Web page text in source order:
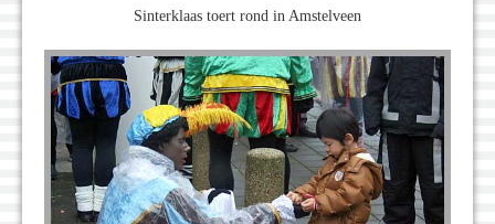
Sinterklaas toert rond in Amstelveen